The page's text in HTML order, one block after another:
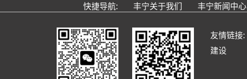
快捷导航: 丰宁关于我们 丰宁新闻中心
友情链接:
建设